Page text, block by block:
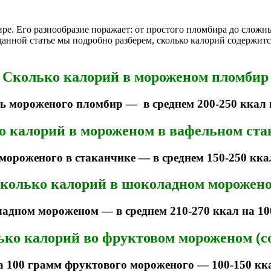
разнообразие поражает: от простого пломбира до
статье мы подробно разберем, сколько калорий
Сколько калорий в мороженом пломбир
мороженого пломбир — в среднем 200-250 ккал
калорий в мороженом в вафельном
в стаканчике — в среднем 150-250
калорий в шоколадном
мороженом — в среднем 210-270 ккал на
калорий во фруктовом мороженом
100 грамм фруктового мороженого — 100-150